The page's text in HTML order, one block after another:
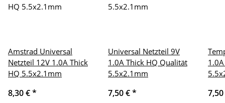
Amstrad Universal
Netzteil 12V 1.0A Thick
HQ 5.5x2.1mm
8,30 €*
Universal Netzteil 9V
1.0A Thick HQ Qualität
5.5x2.1mm
7,50 €*